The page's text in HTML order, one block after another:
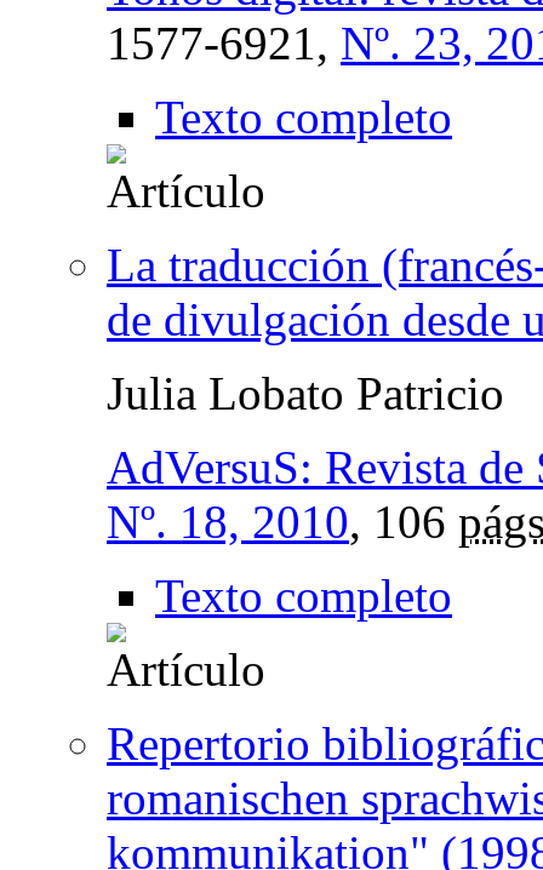
1577-6921, Nº. 23,
Texto completo
La traducción
de divulgación desde
Julia Lobato Patricio
AdVersuS: Revista de
Nº. 18, 2010, 106
Texto completo
Repertorio
romanischen
kommunikation"